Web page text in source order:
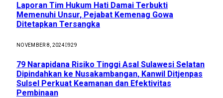
Laporan Tim Hukum Hati Damai Terbukti
Memenuhi Unsur, Pejabat Kemenag Gowa
Ditetapkan Tersangka
NOVEMBER 8, 2024 929
79 Narapidana Risiko Tinggi Asal Sulawesi Selatan
Dipindahkan ke Nusakambangan, Kanwil Ditjenpas
Sulsel Perkuat Keamanan dan Efektivitas
Pembinaan